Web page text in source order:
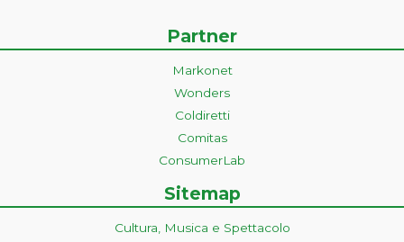
Partner
Markonet
Wonders
Coldiretti
Comitas
ConsumerLab
Sitemap
Cultura, Musica e Spettacolo